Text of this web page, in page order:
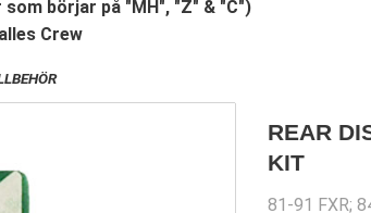
börjar på "MH", "Z" & "C")
Crew
REAR
KIT
81-91 FXR;